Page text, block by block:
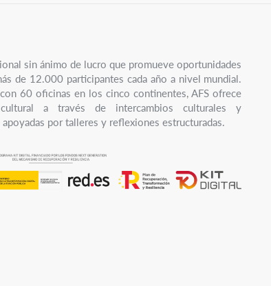
sin ánimo de lucro que promueve oportunidades
de 12.000 participantes cada año a nivel mundial.
60 oficinas en los cinco continentes, AFS ofrece
a través de intercambios culturales y
por talleres y reflexiones estructuradas.